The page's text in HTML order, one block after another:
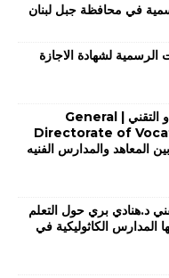
في محافظة جبل لبنان
الرسمية لشهادة الاجازة
اجتماع في المديرية العامة للتعليم المهني و التقني | General
Directorate of
المعاهد والمدارس الفنيه
د.هنادي بري حول التعلم
المدارس الكاثوليكية في